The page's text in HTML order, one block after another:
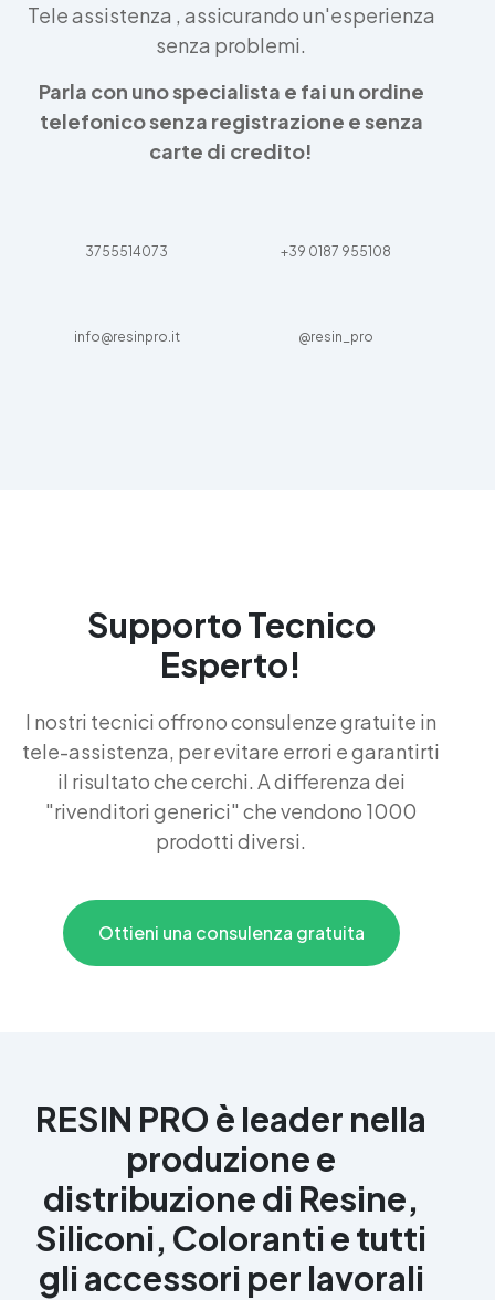
Tele assistenza , assicurando un'esperienza
senza problemi.
Parla con uno specialista e fai un ordine
telefonico senza registrazione e senza
carte di credito!
3755514073 +39 0187 955108
info@resinpro.it @resin_pro
Supporto Tecnico
Esperto!
I nostri tecnici offrono consulenze gratuite in
tele-assistenza, per evitare errori e garantirti
il risultato che cerchi. A differenza dei
"rivenditori generici" che vendono 1000
prodotti diversi.
Ottieni una consulenza gratuita
RESIN PRO è leader nella
produzione e
distribuzione di Resine,
Siliconi, Coloranti e tutti
gli accessori per lavorali